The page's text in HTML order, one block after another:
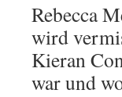
Rebecca
wird
Kieran
war und